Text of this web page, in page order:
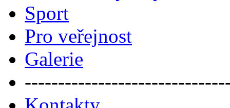
Sport
Pro veřejnost
Galerie